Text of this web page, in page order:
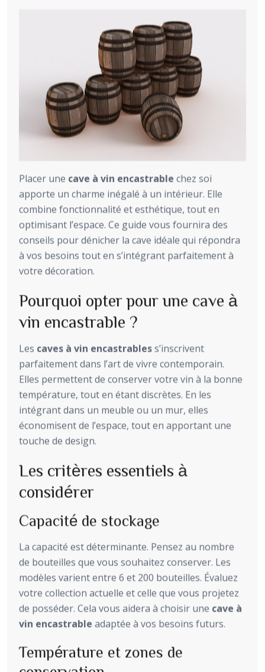
Placer une cave à vin encastrable chez soi
apporte un charme inégalé à un intérieur. Elle
combine fonctionnalité et esthétique, tout en
optimisant l’espace. Ce guide vous fournira des
conseils pour dénicher la cave idéale qui répondra
à vos besoins tout en s’intégrant parfaitement à
votre décoration.
Pourquoi opter pour une cave à
vin encastrable ?
Les caves à vin encastrabless’inscrivent
parfaitement dans l’art de vivre contemporain.
Elles permettent de conserver votre vin à la bonne
température, tout en étant discrètes. En les
intégrant dans un meuble ou un mur, elles
économisent de l’espace, tout en apportant une
touche de design.
Les critères essentiels à
considérer
Capacité de stockage
La capacité est déterminante. Pensez au nombre
de bouteilles que vous souhaitez conserver. Les
modèles varient entre 6 et 200 bouteilles. Évaluez
votre collection actuelle et celle que vous projetez
de posséder. Cela vous aidera à choisir une cave à
vin encastrable adaptée à vos besoins futurs.
Température et zones de